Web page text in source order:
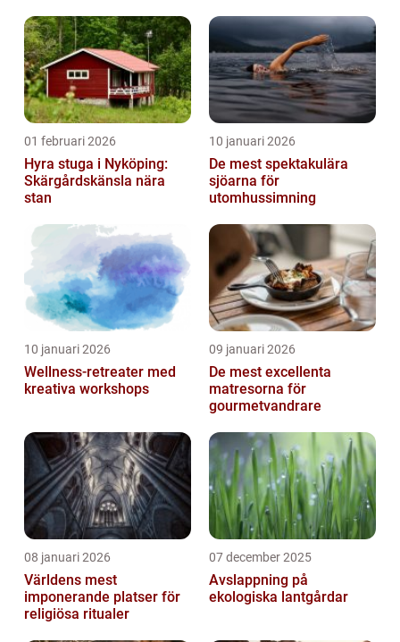
01 februari 2026
Hyra stuga i Nyköping:
Skärgårdskänsla nära
stan
10 januari 2026
De mest spektakulära
sjöarna för
utomhussimning
10 januari 2026
Wellness-retreater med
kreativa workshops
09 januari 2026
De mest excellenta
matresorna för
gourmetvandrare
08 januari 2026
Världens mest
imponerande platser för
religiösa ritualer
07 december 2025
Avslappning på
ekologiska lantgårdar